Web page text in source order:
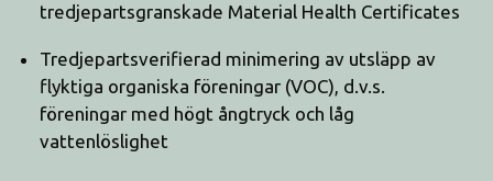
tredjepartsgranskade Material Health Certificates
Tredjepartsverifierad minimering av utsläpp av
flyktiga organiska föreningar (VOC), d.v.s.
föreningar med högt ångtryck och låg
vattenlöslighet